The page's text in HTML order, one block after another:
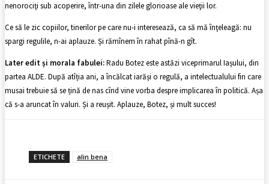
nenorociţi sub acoperire, într-una din zilele glorioase ale vieţii lor.
Ce să le zic copiilor, tinerilor pe care nu-i interesează, ca să mă înţeleagă: nu
spargi regulile, n-ai aplauze. Și rămînem în rahat pînă-n gît.
Later edit și morala fabulei:Radu Botez este astăzi viceprimarul Iașului, din
partea ALDE. După atîția ani, a încălcat iarăși o regulă, a intelectualului fin care
musai trebuie să se țină de nas cînd vine vorba despre implicarea în politică. Așa
că s-a aruncat în valuri. Și a reușit. Aplauze, Botez, și mult succes!
ETICHETE alin bena